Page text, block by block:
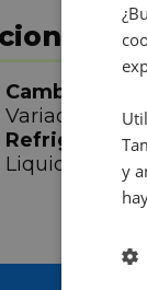
Cambio
Variador
Liquido
y